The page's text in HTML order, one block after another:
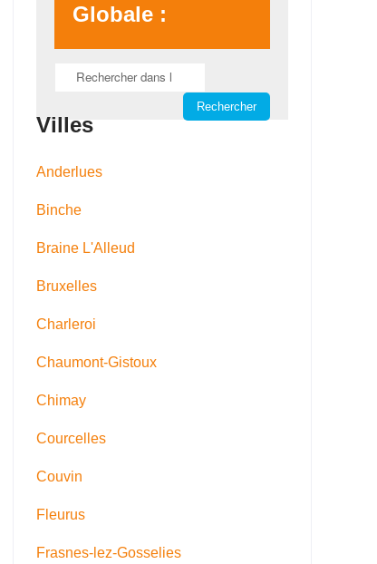
Globale :
Villes
Anderlues
Binche
Braine L'Alleud
Bruxelles
Charleroi
Chaumont-Gistoux
Chimay
Courcelles
Couvin
Fleurus
Frasnes-lez-Gosselies